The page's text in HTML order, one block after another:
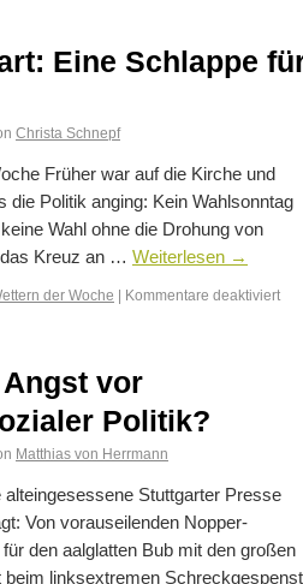
Eine Schlappe
Christa Schnepf
Früher war auf die Kirche und
die Politik anging: Kein Wahlsonntag
Wahl ohne die Drohung von
das Kreuz an … Weiterlesen →
der Woche | Kommentare deaktiviert
Angst vor
Politik?
Matthias von Herrmann
Stuttgarter Presse
Von vorauseilenden Nopper-
den aalglatten Bub mit den großen
beim linksextremen Schreckgespenst